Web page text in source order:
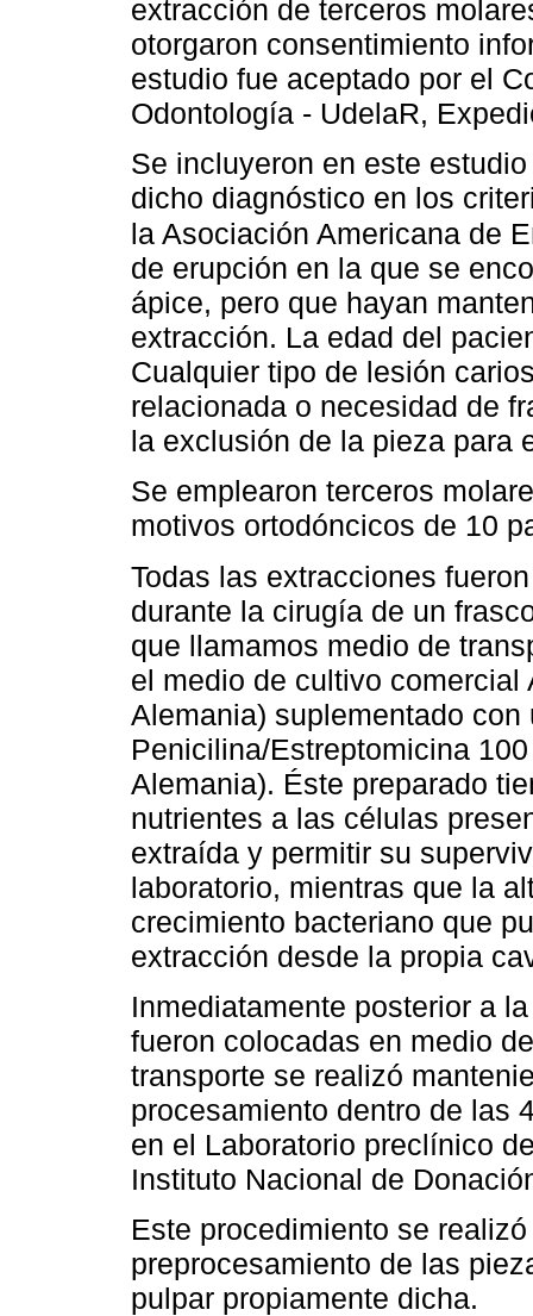
extracción de terceros
otorgaron consentimiento
estudio fue aceptado por el
Odontología - UdelaR,
Se incluyeron en este
dicho diagnóstico en los
la Asociación Americana de
de erupción en la que se
ápice, pero que hayan
extracción. La edad del
Cualquier tipo de lesión
relacionada o necesidad de
la exclusión de la pieza para
Se emplearon terceros
motivos ortodóncicos de 10
Todas las extracciones
durante la cirugía de un
que llamamos medio de
el medio de cultivo
Alemania) suplementado
Penicilina/Estreptomicina
Alemania). Éste preparado
nutrientes a las células
extraída y permitir su
laboratorio, mientras que la
crecimiento bacteriano que
extracción desde la propia
Inmediatamente posterior a
fueron colocadas en medio
transporte se realizó
procesamiento dentro de las
en el Laboratorio preclínico
Instituto Nacional de
Este procedimiento se
preprocesamiento de las
pulpar propiamente dicha.